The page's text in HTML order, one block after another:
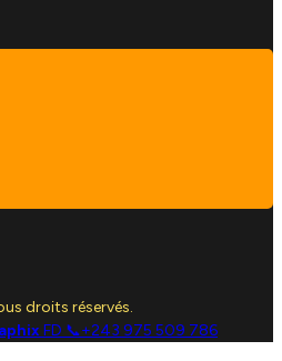
droits réservés.
FD 📞+243 975 509 786